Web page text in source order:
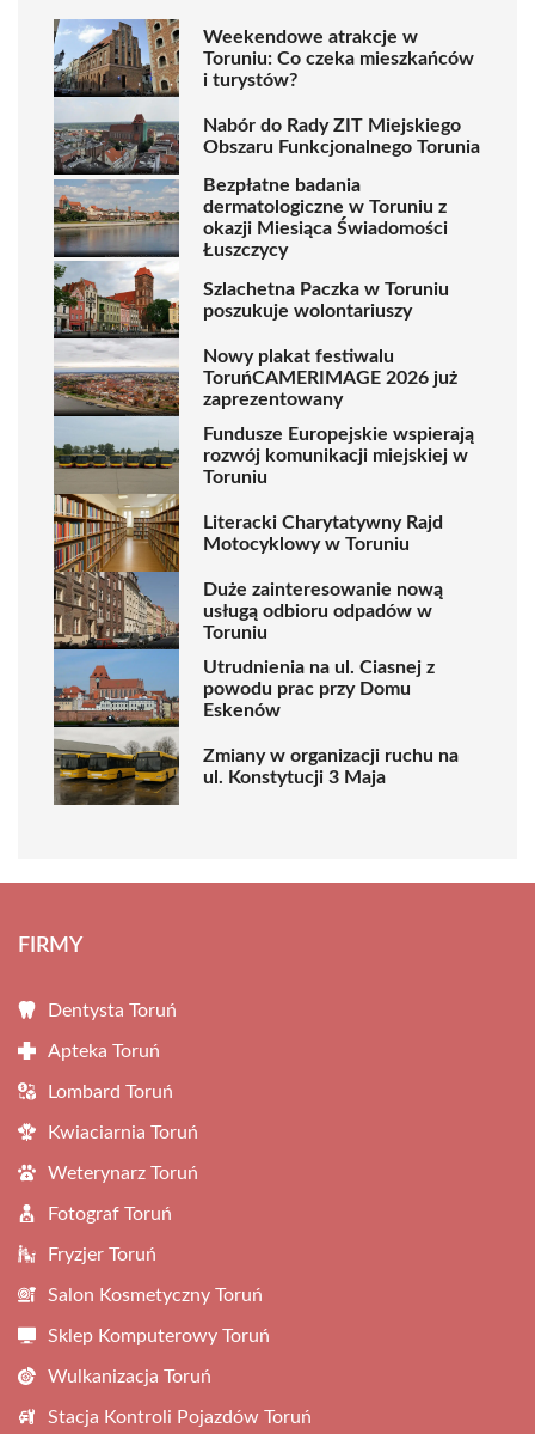
Weekendowe atrakcje w
Toruniu: Co czeka mieszkańców
i turystów?
Nabór do Rady ZIT Miejskiego
Obszaru Funkcjonalnego Torunia
Bezpłatne badania
dermatologiczne w Toruniu z
okazji Miesiąca Świadomości
Łuszczycy
Szlachetna Paczka w Toruniu
poszukuje wolontariuszy
Nowy plakat festiwalu
ToruńCAMERIMAGE 2026 już
zaprezentowany
Fundusze Europejskie wspierają
rozwój komunikacji miejskiej w
Toruniu
Literacki Charytatywny Rajd
Motocyklowy w Toruniu
Duże zainteresowanie nową
usługą odbioru odpadów w
Toruniu
Utrudnienia na ul. Ciasnej z
powodu prac przy Domu
Eskenów
Zmiany w organizacji ruchu na
ul. Konstytucji 3 Maja
FIRMY
Dentysta Toruń
Apteka Toruń
Lombard Toruń
Kwiaciarnia Toruń
Weterynarz Toruń
Fotograf Toruń
Fryzjer Toruń
Salon Kosmetyczny Toruń
Sklep Komputerowy Toruń
Wulkanizacja Toruń
Stacja Kontroli Pojazdów Toruń